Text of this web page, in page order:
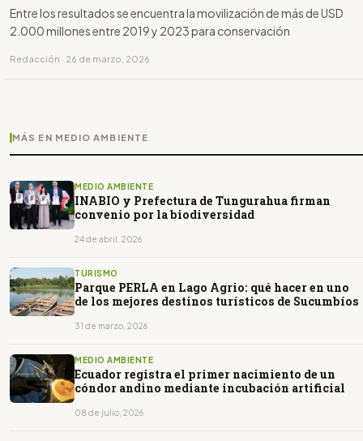
Entre los resultados se encuentra la movilización de más de USD
2.000 millones entre 2019 y 2023 para conservación
Redacción · 26 de marzo, 2026
MÁS EN MEDIO AMBIENTE
MEDIO AMBIENTE
INABIO y Prefectura de Tungurahua firman
convenio por la biodiversidad
24 de abril, 2026
TURISMO
Parque PERLA en Lago Agrio: qué hacer en uno
de los mejores destinos turísticos de Sucumbíos
31 de marzo, 2026
MEDIO AMBIENTE
Ecuador registra el primer nacimiento de un
cóndor andino mediante incubación artificial
08 de julio, 2026